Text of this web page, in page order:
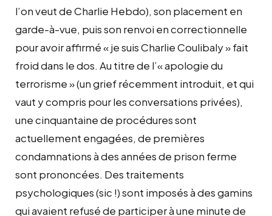
l’on veut de Charlie Hebdo), son placement en
garde-à-vue, puis son renvoi en correctionnelle
pour avoir affirmé « je suis Charlie Coulibaly » fait
froid dans le dos. Au titre de l’« apologie du
terrorisme » (un grief récemment introduit, et qui
vaut y compris pour les conversations privées),
une cinquantaine de procédures sont
actuellement engagées, de premières
condamnations à des années de prison ferme
sont prononcées. Des traitements
psychologiques (sic !) sont imposés à des gamins
qui avaient refusé de participer à une minute de